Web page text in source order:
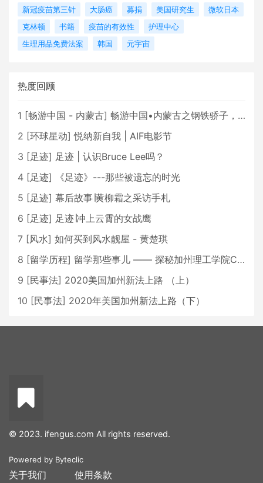
新冠疫苗第三针
大肠癌 募捐 美国研究生
微软日本
克林顿
书籍 疫苗的有效性
护理中心
生理用品免费法案
韩国 元宇宙
热度回顾
1 [畅游中国 - 内蒙古] 畅游中国•内蒙古之钢铁骄子，魅力包头
2 [环球星动] 悦纳新自我 | AIF电影节
3 [足迹] 足迹 | 认识Bruce Lee吗？
4 [足迹]
《足迹》---那些被遗忘的时光
5 [足迹] 幕后故事∣黄柳霜之采访手札
6 [足迹] 足迹∣冲上云霄的女战鹰
7 [风水] 如何买到风水靓屋 - 黄楚琪
8 [留学历程] 留学那些事儿 —— 探秘加州理工学院Caltech博士生活 [上集]
9 [民事法] 2020美国加州新法上路 （上）
10 [民事法] 2020年美国加州新法上路（下）
© 2023. ifengus.com All rights reserved.
Powered by Byteclic
关于我们 使用条款